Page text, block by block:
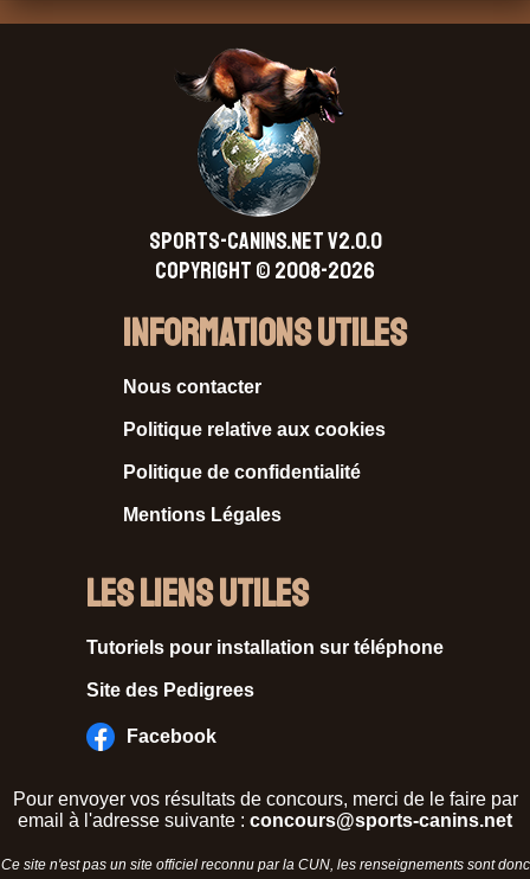
SPORTS-CANINS.NET V2.0.0
Copyright © 2008-2026
Informations Utiles
Nous contacter
Politique relative aux cookies
Politique de confidentialité
Mentions Légales
Les liens utiles
Tutoriels pour installation sur téléphone
Site des Pedigrees
Facebook
Pour envoyer vos résultats de concours, merci de le faire par
email à l'adresse suivante : concours@sports-canins.net
Ce site n'est pas un site officiel reconnu par la CUN, les renseignements sont donc